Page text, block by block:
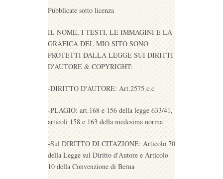
Pubblicate sotto licenza
IL NOME, I TESTI, LE IMMAGINI E LA
GRAFICA DEL MIO SITO SONO
PROTETTI DALLA LEGGE SUI DIRITTI
D'AUTORE & COPYRIGHT:
-DIRITTO D'AUTORE: Art.2575 c.c
-PLAGIO: art.168 e 156 della legge 633/41,
articoli 158 e 163 della medesima norma
-Sul DIRITTO DI CITAZIONE: Articolo 70
della Legge sul Diritto d'Autore e Articolo
10 della Convenzione di Berna